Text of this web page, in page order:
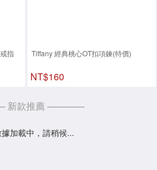
指
Tiffany 經典桃心OT扣項鍊(特價)
NT$160
款推薦 ————
加載中，請稍候...